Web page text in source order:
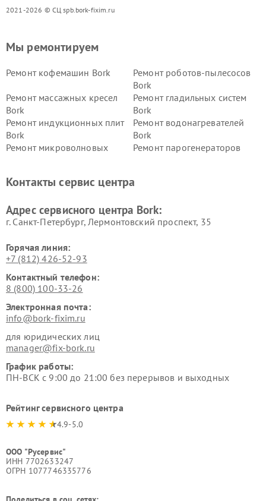
2021-2026 © СЦ spb.bork-fixim.ru
Мы ремонтируем
Ремонт кофемашин Bork
Ремонт роботов-пылесосов
Bork
Ремонт массажных кресел
Bork
Ремонт гладильных систем
Bork
Ремонт индукционных плит
Bork
Ремонт водонагревателей
Bork
Ремонт микроволновых
Ремонт парогенераторов
воздуха Bork
Bork
Bork
Контакты сервис центра
Адрес сервисного центра Bork:
г. Санкт-Петербург, Лермонтовский проспект, 35
Горячая линия:
+7 (812) 426-52-93
Контактный телефон:
8 (800) 100-33-26
Электронная почта:
info@bork-fixim.ru
для юридических лиц
manager@fix-bork.ru
График работы:
ПН-ВСК с 9:00 до 21:00 без перерывов и выходных
Рейтинг сервисного центра
4.9-5.0
ООО "Русервис"
ИНН 7702633247
ОГРН 1077746335776